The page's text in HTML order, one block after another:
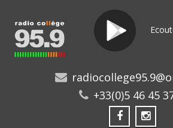
+33(0)5 46 45